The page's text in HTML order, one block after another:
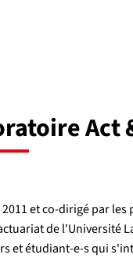
Act
et co-dirigé par
de l'Université
et étudiant-e-s qui